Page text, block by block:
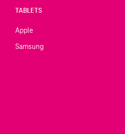
TABLETS
Apple
Samsung